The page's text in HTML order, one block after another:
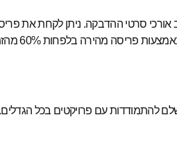
סרטי ההדבקה. ניתן לקחת את
המאפשרת להדביק בכל
להתמודדות עם פרויקטים בכל